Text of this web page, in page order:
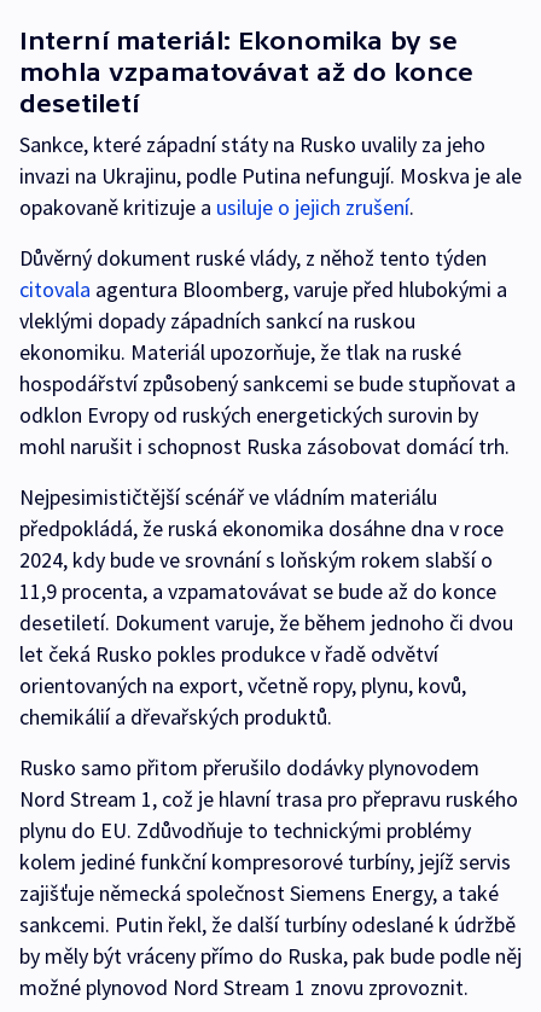
Interní materiál: Ekonomika by se
mohla vzpamatovávat až do konce
desetiletí
Sankce, které západní státy na Rusko uvalily za jeho
invazi na Ukrajinu, podle Putina nefungují. Moskva je ale
opakovaně kritizuje a usiluje o jejich zrušení.
Důvěrný dokument ruské vlády, z něhož tento týden
citovala agentura Bloomberg, varuje před hlubokými a
vleklými dopady západních sankcí na ruskou
ekonomiku. Materiál upozorňuje, že tlak na ruské
hospodářství způsobený sankcemi se bude stupňovat a
odklon Evropy od ruských energetických surovin by
mohl narušit i schopnost Ruska zásobovat domácí trh.
Nejpesimističtější scénář ve vládním materiálu
předpokládá, že ruská ekonomika dosáhne dna v roce
2024, kdy bude ve srovnání s loňským rokem slabší o
11,9 procenta, a vzpamatovávat se bude až do konce
desetiletí. Dokument varuje, že během jednoho či dvou
let čeká Rusko pokles produkce v řadě odvětví
orientovaných na export, včetně ropy, plynu, kovů,
chemikálií a dřevařských produktů.
Rusko samo přitom přerušilo dodávky plynovodem
Nord Stream 1, což je hlavní trasa pro přepravu ruského
plynu do EU. Zdůvodňuje to technickými problémy
kolem jediné funkční kompresorové turbíny, jejíž servis
zajišťuje německá společnost Siemens Energy, a také
sankcemi. Putin řekl, že další turbíny odeslané k údržbě
by měly být vráceny přímo do Ruska, pak bude podle něj
možné plynovod Nord Stream 1 znovu zprovoznit.